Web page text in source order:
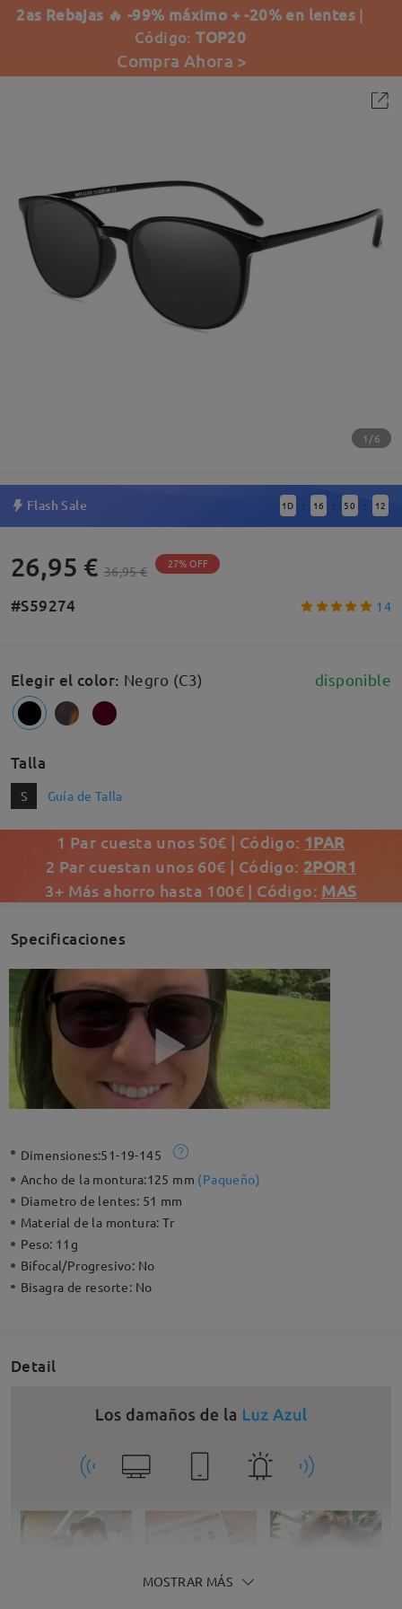
2as Rebajas 🔥 -99% máximo + -20% en lentes |
Código:TOP20
Compra Ahora >
1/6
Flash Sale 1 D : 16 : 50 : 12
26,95 € 36,95 € 27% OFF
#S59274 14
Elegir el color: Negro (C3) disponible
Talla
S Guía de Talla
1 Par cuesta unos 50€ | Código: 1PAR
2 Par cuestan unos 60€ | Código: 2POR1
3+ Más ahorro hasta 100€ | Código: MAS
Specificaciones
Dimensiones:51-19-145
Ancho de la montura:125 mm (Paqueño)
Diametro de lentes: 51 mm
Material de la montura:Tr
Peso: 11g
Bifocal/Progresivo: No
Bisagra de resorte: No
Detail
MOSTRAR MÁS